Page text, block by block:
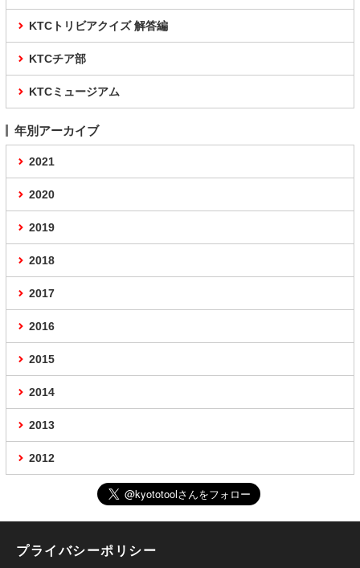
KTCトリビアクイズ 解答編
KTCチア部
KTCミュージアム
年別アーカイブ
2021
2020
2019
2018
2017
2016
2015
2014
2013
2012
プライバシーポリシー